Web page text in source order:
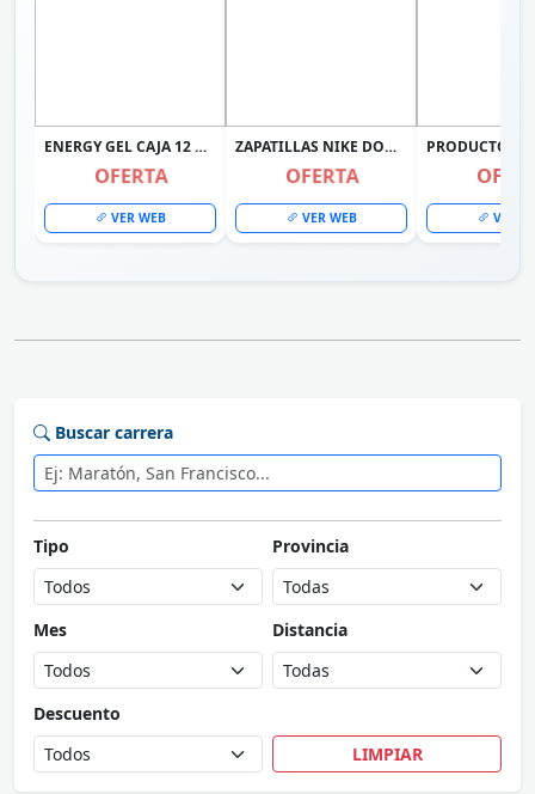
ENERGY GEL CAJA 12 UNIDADES + RACE GEL 12 UNIDADES MERVICK
OFERTA
VER WEB
ZAPATILLAS NIKE DOWNSHIFTER 14 PARA MUJER NEGRO IB1899-002
OFERTA
VER WEB VER
Buscar carrera
Tipo Provincia
Mes Distancia
Descuento
LIMPIAR